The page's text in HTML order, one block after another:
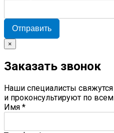
Отправить
×
Заказать звонок
Наши специалисты
и проконсультируют по
Имя *